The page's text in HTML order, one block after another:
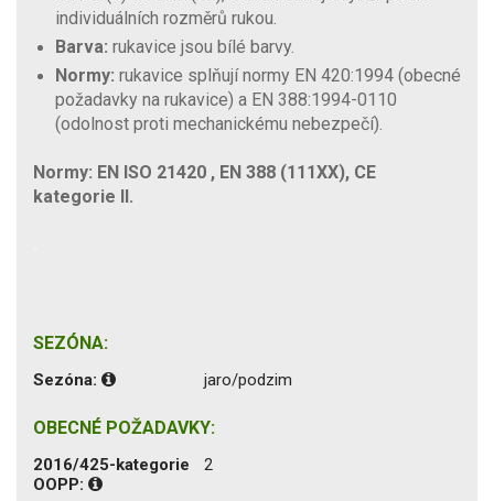
individuálních rozměrů rukou.
Barva: rukavice jsou bílé barvy.
Normy: rukavice splňují normy EN 420:1994 (obecné
požadavky na rukavice) a EN 388:1994-0110
(odolnost proti mechanickému nebezpečí).
Normy: EN ISO 21420 , EN 388 (111XX), CE
kategorie II.
SEZÓNA:
Sezóna: jaro/podzim
OBECNÉ POŽADAVKY:
2016/425-kategorie
OOPP:
2